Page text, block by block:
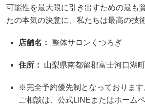
可能性を最大限に引き出すための最も
たの本気の決意に、私たちは最高の技
店舗名： 整体サロンくつろぎ
住所： 山梨県南都留郡富士河口湖
※完全予約優先制となっておりま
ご相談は、公式LINEまたはホーム